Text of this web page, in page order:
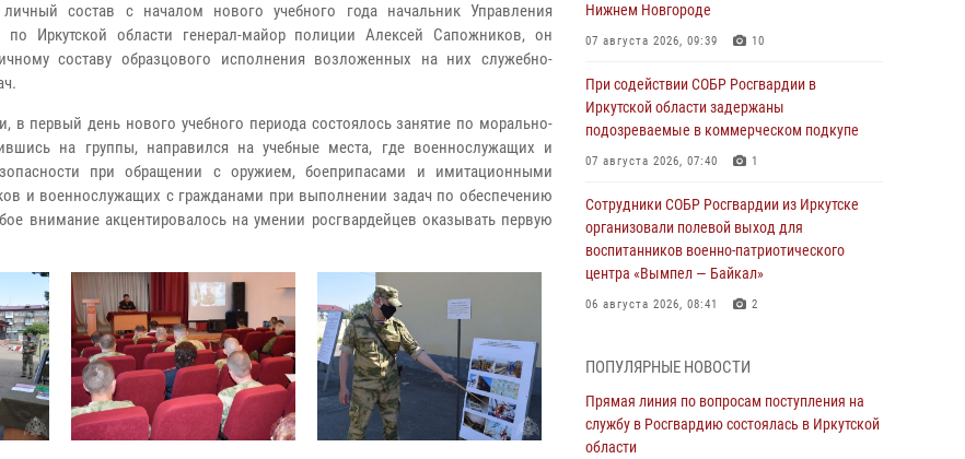
состав с началом нового учебного года начальник Управления
по Иркутской области генерал-майор полиции Алексей Сапожников, он
составу образцового исполнения возложенных на них служебно-
в первый день нового учебного периода состоялось занятие по морально-
на группы, направился на учебные места, где военнослужащих и
при обращении с оружием, боеприпасами и имитационными
и военнослужащих с гражданами при выполнении задач по обеспечению
внимание акцентировалось на умении росгвардейцев оказывать первую
Нижнем Новгороде
07 августа 2026, 09:39 10
При содействии СОБР Росгвардии в
Иркутской области задержаны
подозреваемые в коммерческом подкупе
07 августа 2026, 07:40 1
Сотрудники СОБР Росгвардии из Иркутске
организовали полевой выход для
воспитанников военно-патриотического
центра «Вымпел — Байкал»
06 августа 2026, 08:41 2
Росгвардии по Иркутской области по самбо
05 августа 2026, 07:44 4
Военнослужащий Росгвардии из Иркутска
ПОПУЛЯРНЫЕ НОВОСТИ
Прямая линия по вопросам поступления на
службу в Росгвардию состоялась в Иркутской
области